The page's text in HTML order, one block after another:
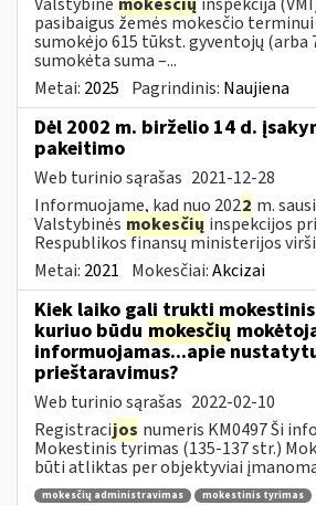
pasibaigus žemės mokesčio
sumokėjo 615 tūkst. gyventojų (arba
sumokėta suma –...
Metai: 2025 Pagrindinis: Naujiena
Dėl 2002 m. birželio 14 d.
pakeitimo
Web turinio sąrašas 2021-12-28
Informuojame, kad nuo 2022 m.
Valstybinės mokesčių inspekcijos
Respublikos finansų ministerijos
Metai: 2021 Mokesčiai:Akcizai
Kiek laiko gali trukti
kuriuo būdu mokesčių
informuojamas...apie
prieštaravimus?
Web turinio sąrašas 2022-02-10
Registracijos numeris KM0497 Ši
Mokestinis tyrimas (135-137 str.)
būti atliktas per objektyviai
mokesčių administravimas
mokestinis tyrimas